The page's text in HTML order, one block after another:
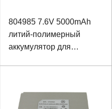
804985 7.6V 5000mAh
литий-полимерный
аккумулятор для